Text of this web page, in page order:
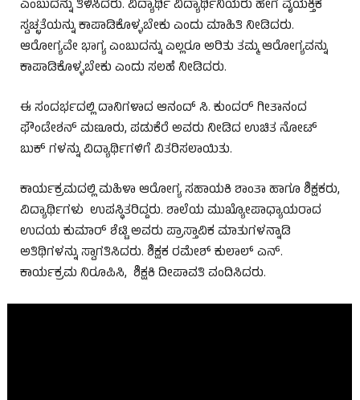
ಎಂಬುದನ್ನು ತಿಳಿಸಿದರು. ವಿದ್ಯಾರ್ಥಿ ವಿದ್ಯಾರ್ಥಿನಿಯರು ಹೇಗೆ ವೈಯಕ್ತಿಕ
ಸ್ವಚ್ಛತೆಯನ್ನು ಕಾಪಾಡಿಕೊಳ್ಳಬೇಕು ಎಂದು ಮಾಹಿತಿ ನೀಡಿದರು.
ಆರೋಗ್ಯವೇ ಭಾಗ್ಯ ಎಂಬುದನ್ನು ಎಲ್ಲರೂ ಅರಿತು ತಮ್ಮ ಆರೋಗ್ಯವನ್ನು
ಕಾಪಾಡಿಕೊಳ್ಳಬೇಕು ಎಂದು ಸಲಹೆ ನೀಡಿದರು.
ಈ ಸಂದರ್ಭದಲ್ಲಿ ದಾನಿಗಳಾದ ಆನಂದ್ ಸಿ. ಕುಂದರ್ ಗೀತಾನಂದ
ಫೌಂಡೇಶನ್ ಮಣೂರು, ಪಡುಕೆರೆ ಅವರು ನೀಡಿದ ಉಚಿತ ನೋಟ್
ಬುಕ್ ಗಳನ್ನು ವಿದ್ಯಾರ್ಥಿಗಳಿಗೆ ವಿತರಿಸಲಾಯಿತು.
ಕಾರ್ಯಕ್ರಮದಲ್ಲಿ ಮಹಿಳಾ ಆರೋಗ್ಯ ಸಹಾಯಕಿ ಶಾಂತಾ ಹಾಗೂ ಶಿಕ್ಷಕರು,
ವಿದ್ಯಾರ್ಥಿಗಳು ಉಪಸ್ಥಿತರಿದ್ದರು. ಶಾಲೆಯ ಮುಖ್ಯೋಪಾಧ್ಯಾಯರಾದ
ಉದಯ ಕುಮಾರ್ ಶೆಟ್ಟಿ ಅವರು ಪ್ರಾಸ್ತಾವಿಕ ಮಾತುಗಳನ್ನಾಡಿ
ಅತಿಥಿಗಳನ್ನು ಸ್ವಾಗತಿಸಿದರು. ಶಿಕ್ಷಕ ರಮೇಶ್ ಕುಲಾಲ್ ಎನ್.
ಕಾರ್ಯಕ್ರಮ ನಿರೂಪಿಸಿ, ಶಿಕ್ಷಕಿ ದೀಪಾವತಿ ವಂದಿಸಿದರು.